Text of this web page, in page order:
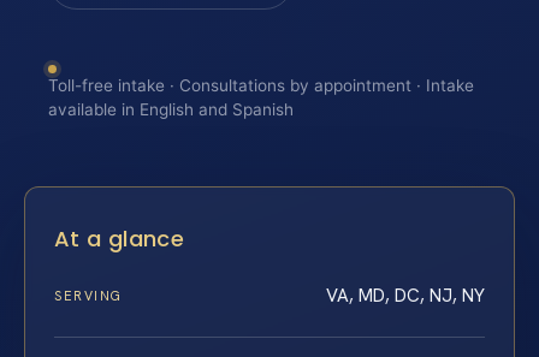
Toll-free intake · Consultations by appointment · Intake
available in English and Spanish
At a glance
SERVING VA, MD, DC, NJ, NY